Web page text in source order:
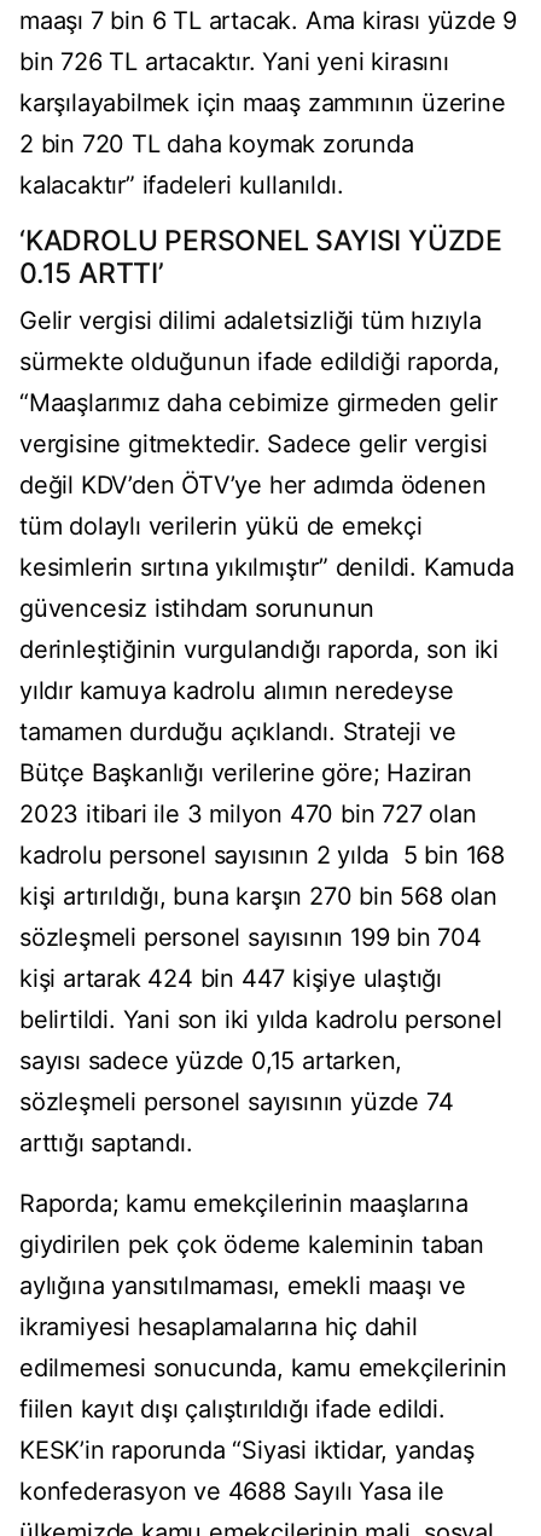
maaşı 7 bin 6 TL artacak. Ama kirası yüzde 9
bin 726 TL artacaktır. Yani yeni kirasını
karşılayabilmek için maaş zammının üzerine
2 bin 720 TL daha koymak zorunda
kalacaktır” ifadeleri kullanıldı.
‘KADROLU PERSONEL SAYISI YÜZDE
0.15 ARTTI’
Gelir vergisi dilimi adaletsizliği tüm hızıyla
sürmekte olduğunun ifade edildiği raporda,
“Maaşlarımız daha cebimize girmeden gelir
vergisine gitmektedir. Sadece gelir vergisi
değil KDV’den ÖTV’ye her adımda ödenen
tüm dolaylı verilerin yükü de emekçi
kesimlerin sırtına yıkılmıştır” denildi. Kamuda
güvencesiz istihdam sorununun
derinleştiğinin vurgulandığı raporda, son iki
yıldır kamuya kadrolu alımın neredeyse
tamamen durduğu açıklandı. Strateji ve
Bütçe Başkanlığı verilerine göre; Haziran
2023 itibari ile 3 milyon 470 bin 727 olan
kadrolu personel sayısının 2 yılda 5 bin 168
kişi artırıldığı, buna karşın 270 bin 568 olan
sözleşmeli personel sayısının 199 bin 704
kişi artarak 424 bin 447 kişiye ulaştığı
belirtildi. Yani son iki yılda kadrolu personel
sayısı sadece yüzde 0,15 artarken,
sözleşmeli personel sayısının yüzde 74
arttığı saptandı.
Raporda; kamu emekçilerinin maaşlarına
giydirilen pek çok ödeme kaleminin taban
aylığına yansıtılmaması, emekli maaşı ve
ikramiyesi hesaplamalarına hiç dahil
edilmemesi sonucunda, kamu emekçilerinin
fiilen kayıt dışı çalıştırıldığı ifade edildi.
KESK’in raporunda “Siyasi iktidar, yandaş
konfederasyon ve 4688 Sayılı Yasa ile